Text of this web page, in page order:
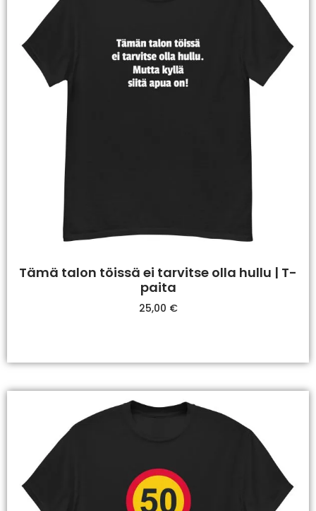
Tämä talon töissä ei tarvitse olla hullu | T-
paita
25,00 €